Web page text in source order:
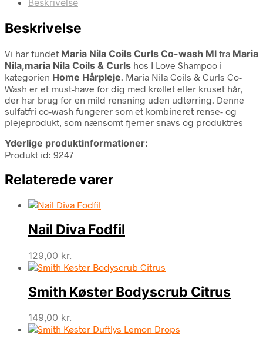
Beskrivelse
Beskrivelse
Vi har fundet Maria Nila Coils Curls Co-wash Ml fra Maria
Nila,maria Nila Coils & Curls hos I Love Shampoo i
kategorien Home Hårpleje. Maria Nila Coils & Curls Co-
Wash er et must-have for dig med krøllet eller kruset hår,
der har brug for en mild rensning uden udtørring. Denne
sulfatfri co-wash fungerer som et kombineret rense- og
plejeprodukt, som nænsomt fjerner snavs og produktres
Yderlige produktinformationer:
Produkt id: 9247
Relaterede varer
Nail Diva Fodfil
129,00 kr.
Smith Køster Bodyscrub Citrus
149,00 kr.